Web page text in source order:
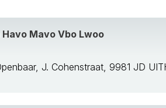
Mavo Vbo Lwoo
J. Cohenstraat, 9981 JD